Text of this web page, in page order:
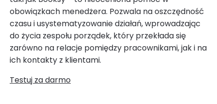
obowiązkach menedżera. Pozwala na oszczędność
czasu i usystematyzowanie działań, wprowadzając
do życia zespołu porządek, który przekłada się
zarówno na relacje pomiędzy pracownikami, jak i na
ich kontakty z klientami.
Testuj za darmo